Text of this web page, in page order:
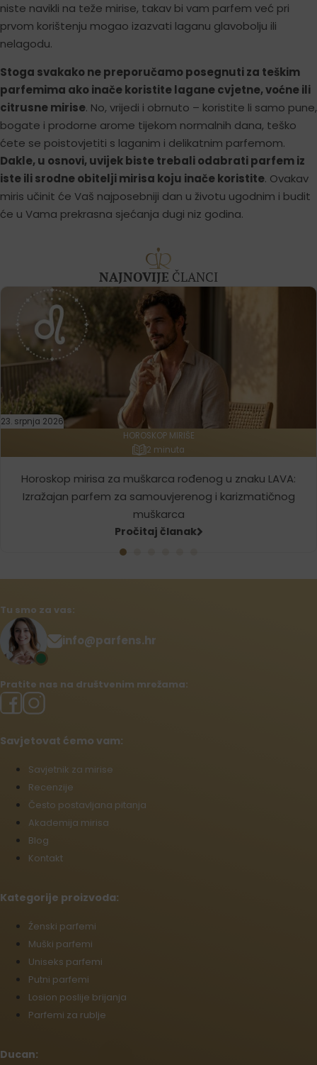
niste navikli na teže mirise, takav bi vam parfem već pri
prvom korištenju mogao izazvati laganu glavobolju ili
nelagodu.
Stoga svakako ne preporučamo posegnuti za teškim
parfemima ako inače koristite lagane cvjetne, voćne ili
citrusne mirise. No, vrijedi i obrnuto – koristite li samo pune,
bogate i prodorne arome tijekom normalnih dana, teško
ćete se poistovjetiti s laganim i delikatnim parfemom.
Dakle, u osnovi, uvijek biste trebali odabrati parfem iz
iste ili srodne obitelji mirisa koju inače koristite. Ovakav
miris učinit će Vaš najposebniji dan u životu ugodnim i budit
će u Vama prekrasna sjećanja dugi niz godina.
NAJNOVIJE ČLANCI
23. srpnja 2026
HOROSKOP MIRIŠE
2 minuta
Horoskop mirisa za muškarca rođenog u znaku LAVA:
Izražajan parfem za samouvjerenog i karizmatičnog
muškarca
Pročitaj članak
Tu smo za vas:
info@parfens.hr
Pratite nas na društvenim mrežama:
Savjetovat ćemo vam:
Savjetnik za mirise
Recenzije
Često postavljana pitanja
Akademija mirisa
Blog
Kontakt
Kategorije proizvoda:
Źenski parfemi
Muški parfemi
Uniseks parfemi
Putni parfemi
Losion poslije brijanja
Parfemi za rublje
Ducan: